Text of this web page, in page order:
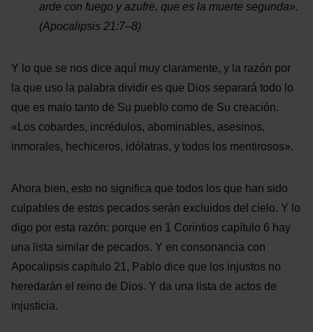
arde con fuego y azufre, que es la muerte segunda».
(Apocalipsis 21:7–8)
Y lo que se nos dice aquí muy claramente, y la razón por
la que uso la palabra dividir es que Dios separará todo lo
que es malo tanto de Su pueblo como de Su creación.
«Los cobardes, incrédulos, abominables, asesinos,
inmorales, hechiceros, idólatras, y todos los mentirosos».
Ahora bien, esto no significa que todos los que han sido
culpables de estos pecados serán excluidos del cielo. Y lo
digo por esta razón: porque en 1 Corintios capítulo 6 hay
una lista similar de pecados. Y en consonancia con
Apocalipsis capítulo 21, Pablo dice que los injustos no
heredarán el reino de Dios. Y da una lista de actos de
injusticia.